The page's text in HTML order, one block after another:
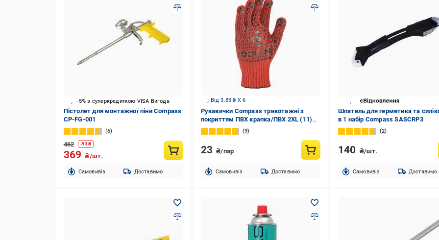
-5% з суперкредиткою VISA Вигода
Пістолет для монтажної піни Compass
CP-FG-001
6
462 -93₴
369 ₴/шт.
Cамовивіз Доставимо
Від 3.83 ₴ X 6
Рукавички Compass трикотажні з
покриттям ПВХ крапка/ПВХ 2XL (11)
4461
9
23 ₴/пар
Cамовивіз Доставимо
Шпатель для герметика та
в 1 набір Compass SASCRP3
2
140 ₴/шт.
Cамовивіз Доставимо